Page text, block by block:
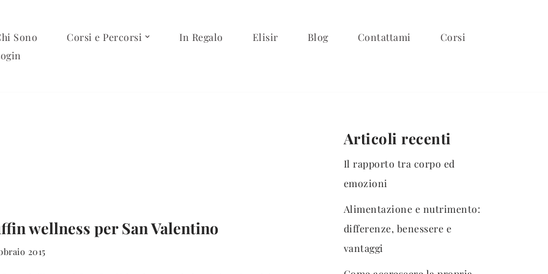
Sono Corsi e Percorsi In Regalo Elisir Blog Contattami
Corsi
wellness per San Valentino
2015
Articoli recenti
Il rapporto tra corpo ed
emozioni
Alimentazione e nutrimento:
differenze, benessere e
vantaggi